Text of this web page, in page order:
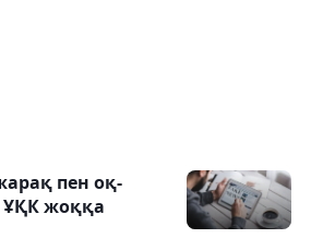
пен оқ-
ҰҚК жоққа